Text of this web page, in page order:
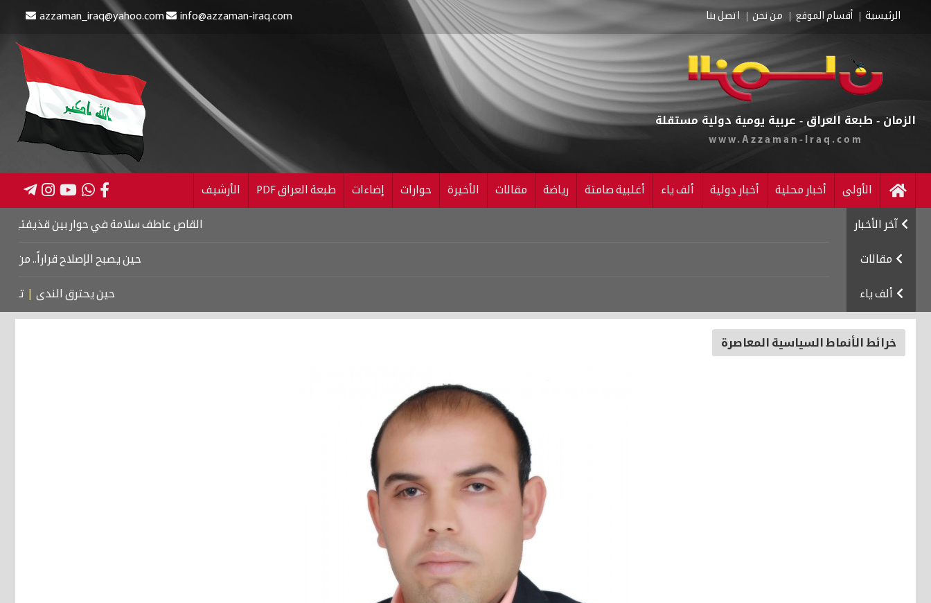
الرئيسية أقسام الموقع من نحن اتصل بنا azzaman_iraq@yahoo.com info@azzaman-iraq.com
الزمان - طبعة العراق - عربية يومية دولية مستقلة
www.Azzaman-Iraq.com
الأولى أخبار محلية أخبار دولية ألف ياء أغلبية صامتة رياضة مقالات الأخيرة حوارات إضاءات طبعة العراق PDF الأرشيف
آخر الأخبار القاص عاطف سلامة في حوار بين قذيفتين | كتاب
مقالات حين يصبح الإصلاح قراراً.. من كربلاء
ألف ياء حين يحترق الندى | تشييع
خرائط الأنماط السياسية المعاصرة